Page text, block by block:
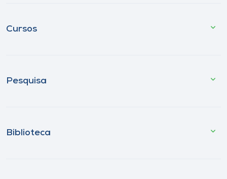
Cursos
Pesquisa
Biblioteca